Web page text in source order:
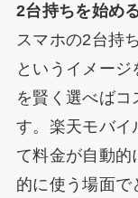
2台持ちを始め
スマホの2台持
というイメー
を賢く選べばコ
す。楽天モバイ
て料金が自動的
的に使う場面で